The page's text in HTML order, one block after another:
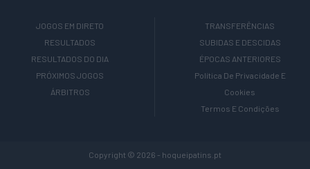
JOGOS EM DIRETO
RESULTADOS
RESULTADOS DO DIA
PRÓXIMOS JOGOS
ÁRBITROS
TRANSFERÊNCIAS
SUBIDAS E DESCIDAS
ÉPOCAS ANTERIORES
Política De Privacidade E
Cookies
Termos E Condições
Copyright © 2026 - hoqueipatins.pt